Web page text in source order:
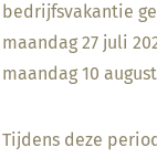
bedrijfsvakantie
maandag 27 juli
maandag 10
Tijdens deze